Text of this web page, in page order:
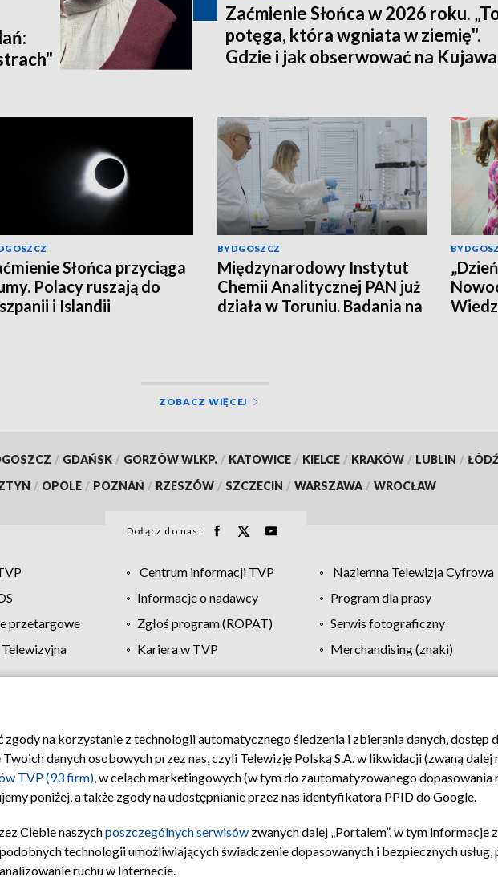
Zaćmienie Słońca w 2026 roku.
potęga, która wgniata w ziemię".
Gdzie i jak obserwować na
Słońca przyciąga
Polacy ruszają do
i Islandii
BYDGOSZCZ
Międzynarodowy Instytut
Chemii Analitycznej PAN już
działa w Toruniu. Badania na
ZOBACZ WIĘCEJ
/ GDAŃSK / GORZÓW WLKP. / KATOWICE / KIELCE / KRAKÓW / LUBLIN /
/ OPOLE / POZNAŃ / RZESZÓW / SZCZECIN / WARSZAWA / WROCŁAW
Dołącz do nas:
Centrum informacji TVP Naziemna Telewizja Cyfrowa
Informacje o nadawcy
Program dla prasy
przetargowe Zgłoś program (ROPAT)
Serwis fotograficzny
Kariera w TVP
Merchandising (znaki)
Polityka prywatności Moje zgody Pomoc Biuro reklamy Kontakt
na korzystanie z technologii automatycznego śledzenia i zbierania danych, dostęp
danych osobowych przez nas, czyli Telewizję Polską S.A. w likwidacji (zwaną dalej
TVP (93 firm), w celach marketingowych (w tym do zautomatyzowanego
poniżej, a także zgody na udostępnianie przez nas identyfikatora PPID do Google.
Ciebie naszychposzczególnych serwisów zwanych dalej „Portalem”, w tym
technologii umożliwiających świadczenie dopasowanych i bezpiecznych
ruchu w Internecie.